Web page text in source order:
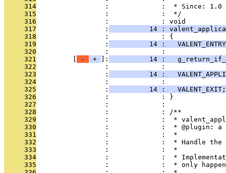
     314
                 :             :  * Since: 1.0
     315
                 :             :  */
     316
                 :             : void
     317
                 :
14 :
     318
                 :             : {
     319
                 :
14 :
     320
                 :             :
     321
- + ]:
14 :
     322
                 :             :
     323
                 :
14 :
     324
                 :             :
     325
                 :
          14 :   VALENT_EXIT;
     326
                 :             : }
     327
                 :             :
     328
                 :             : /**
     329
:             :  *
     330
:             :  * @plugin: a
     331
                 :             :  *
     332
:             :  * Handle
     333
                 :             :  *
     334
:             :  *
     335
:             :  * only